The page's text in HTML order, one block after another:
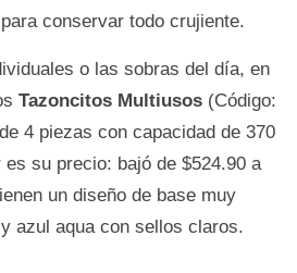
conservar todo crujiente.
o las sobras del día, en
Tazoncitos Multiusos (Código:
4 piezas con capacidad de 370
su precio: bajó de $524.90 a
un diseño de base muy
azul aqua con sellos claros.